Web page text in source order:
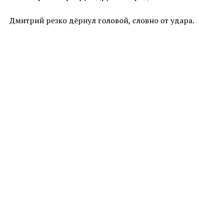
Дмитрий резко дёрнул головой, словно от удара.